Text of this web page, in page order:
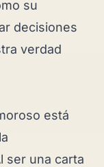
su
decisiones
verdad
está
ser una carta